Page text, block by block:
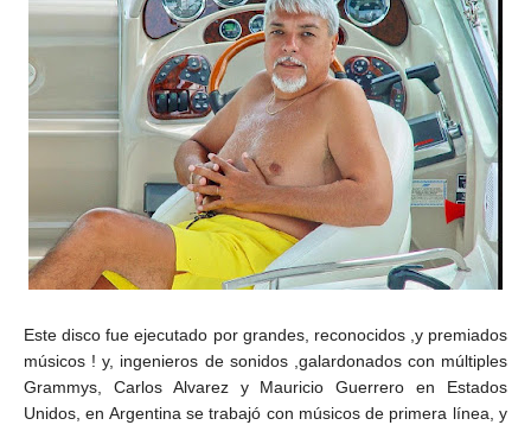
Este disco fue ejecutado por grandes, reconocidos ,y premiados
músicos ! y, ingenieros de sonidos ,galardonados con múltiples
Grammys, Carlos Alvarez y Mauricio Guerrero en Estados
Unidos, en Argentina se trabajó con músicos de primera línea, y